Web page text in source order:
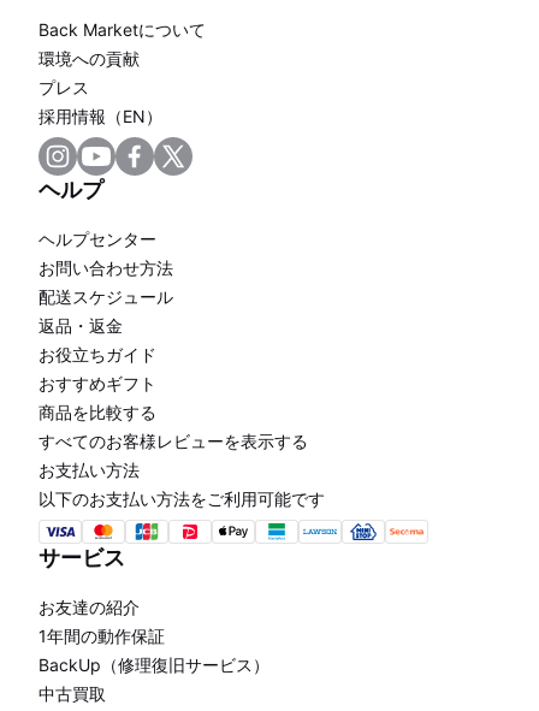
Back Marketについて
環境への貢献
プレス
採用情報（EN）
ヘルプ
ヘルプセンター
お問い合わせ方法
配送スケジュール
返品・返金
お役立ちガイド
おすすめギフト
商品を比較する
すべてのお客様レビューを表示する
お支払い方法
以下のお支払い方法をご利用可能です
サービス
お友達の紹介
1年間の動作保証
BackUp（修理復旧サービス）
中古買取